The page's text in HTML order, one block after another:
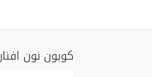
كوبون نون